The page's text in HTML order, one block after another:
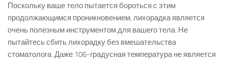
Поскольку ваше тело пытается бороться с этим
продолжающимся проникновением, лихорадка является
очень полезным инструментом для вашего тела. Не
пытайтесь сбить лихорадку без вмешательства
стоматолога. Даже 106-градусная температура не является